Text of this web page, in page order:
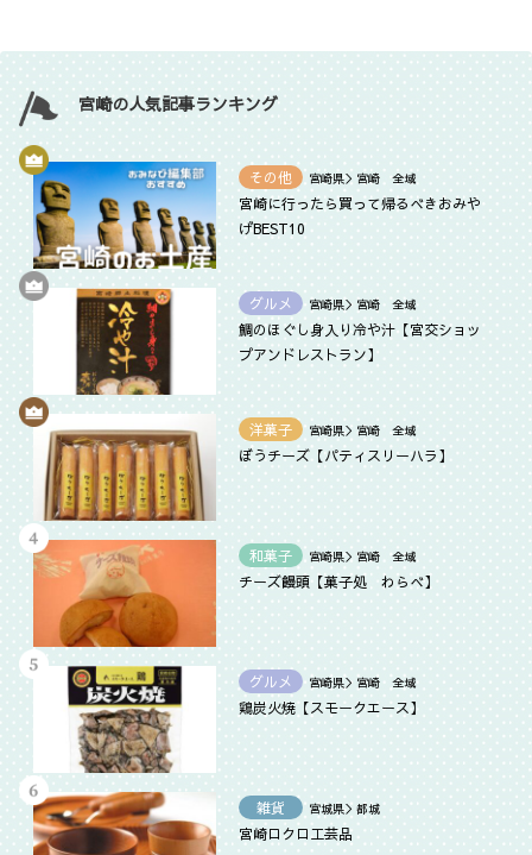
宮崎の人気記事ランキング
その他 宮崎県＞宮崎 全域
宮崎に行ったら買って帰るべきおみや
げBEST10
グルメ 宮崎県＞宮崎 全域
鯛のほぐし身入り冷や汁【‎宮交ショッ
プアンドレストラン】
洋菓子 宮崎県＞宮崎 全域
ぼうチーズ【パティスリーハラ】
和菓子 宮崎県＞宮崎 全域
チーズ饅頭【菓子処 わらべ】
グルメ 宮崎県＞宮崎 全域
鶏炭火焼【スモークエース】
雑貨 宮城県＞都城
宮崎ロクロ工芸品